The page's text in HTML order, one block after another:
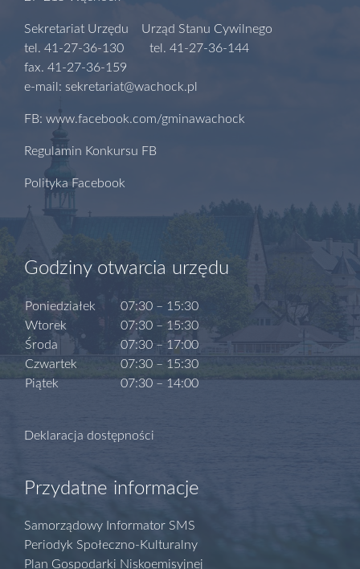
Sekretariat Urzędu Urząd Stanu Cywilnego
tel. 41-27-36-130 tel. 41-27-36-144
fax. 41-27-36-159
e-mail: sekretariat@wachock.pl
FB: www.facebook.com/gminawachock
Regulamin Konkursu FB
Polityka Facebook
Godziny otwarcia urzędu
Poniedziałek
Wtorek
Środa
Czwartek
Piątek
07:30 – 15:30
07:30 – 15:30
07:30 – 17:00
07:30 – 15:30
07:30 – 14:00
Deklaracja dostępności
Przydatne informacje
Samorządowy Informator SMS
Periodyk Społeczno-Kulturalny
Plan Gospodarki Niskoemisyjnej